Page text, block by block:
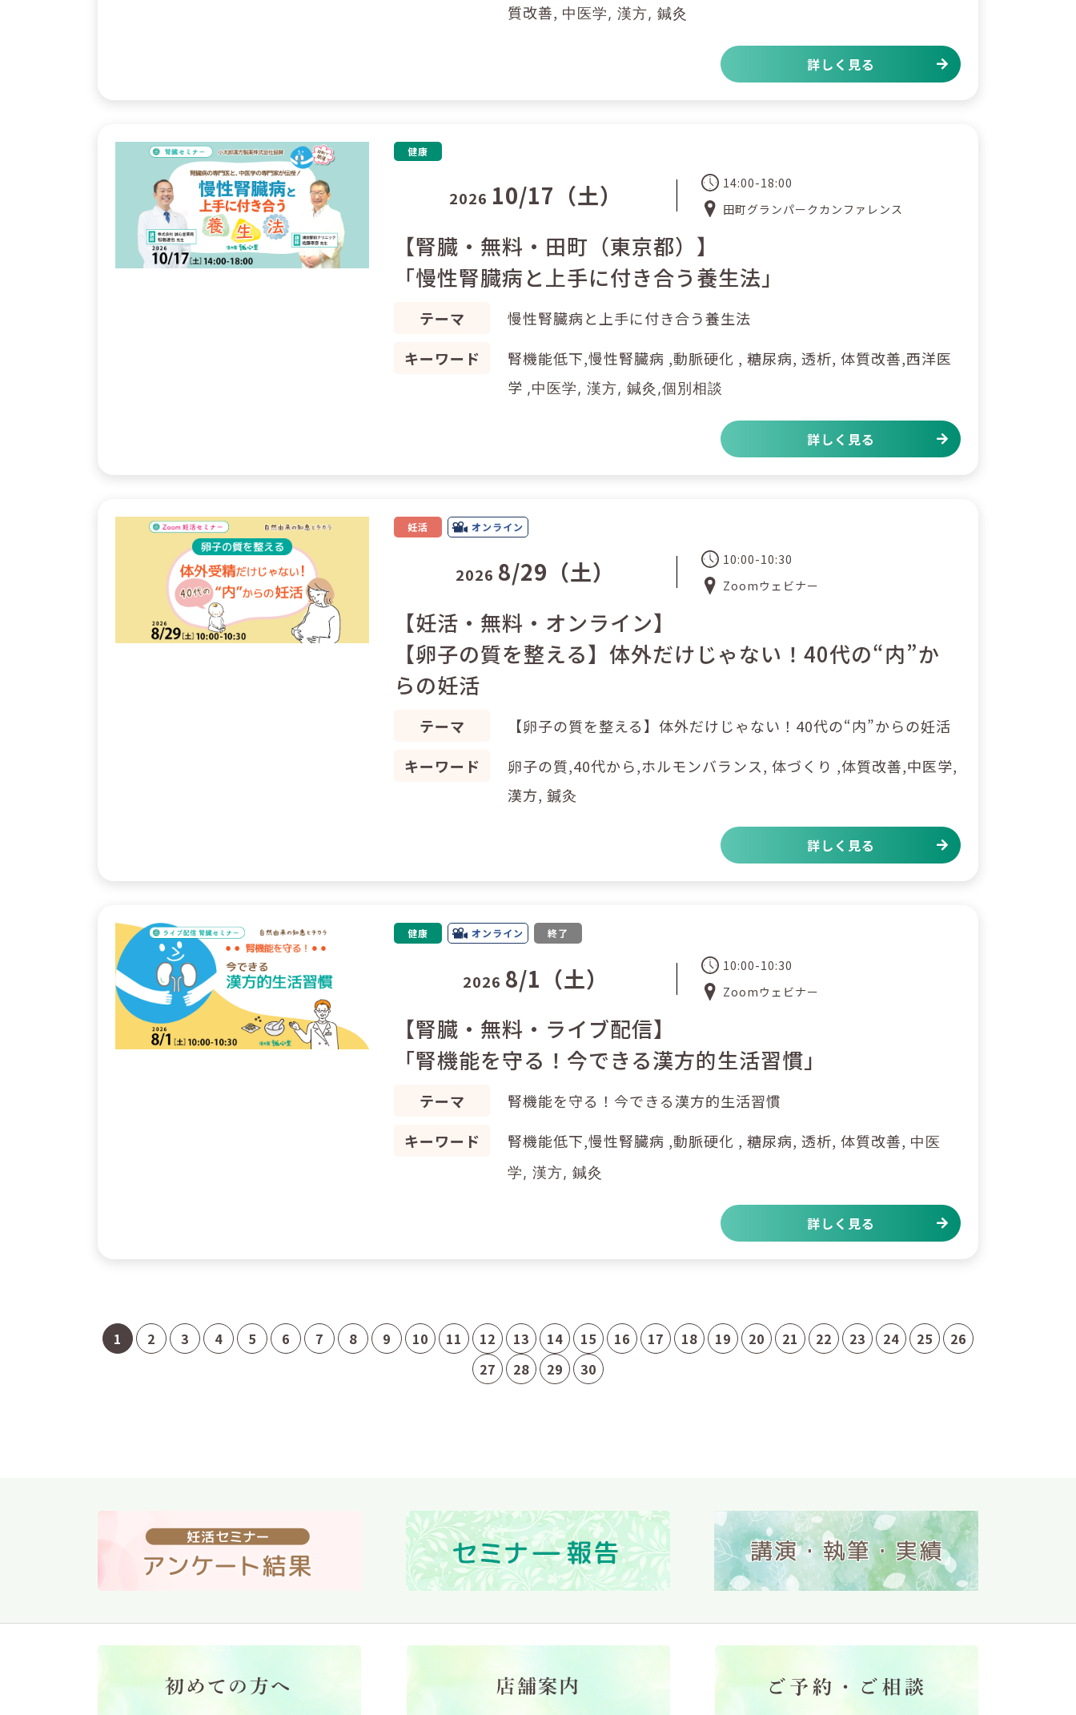
質改善, 中医学, 漢方, 鍼灸
詳しく見る
健康
2026 10/17（土）
14:00-18:00
田町グランパークカンファレンス
【腎臓・無料・田町（東京都）】
「慢性腎臓病と上手に付き合う養生法」
テーマ
慢性腎臓病と上手に付き合う養生法
キーワード
腎機能低下,慢性腎臓病 ,動脈硬化 , 糖尿病, 透析, 体質改善,西洋医
学 ,中医学, 漢方, 鍼灸,個別相談
詳しく見る
妊活 オンライン
2026 8/29（土）
10:00-10:30
Zoomウェビナー
【妊活・無料・オンライン】
【卵子の質を整える】体外だけじゃない！40代の“内”か
らの妊活
テーマ
【卵子の質を整える】体外だけじゃない！40代の“内”からの妊活
キーワード
卵子の質,40代から,ホルモンバランス, 体づくり ,体質改善,中医学,
漢方, 鍼灸
詳しく見る
健康 オンライン 終了
2026 8/1（土）
10:00-10:30
Zoomウェビナー
【腎臓・無料・ライブ配信】
「腎機能を守る！今できる漢方的生活習慣」
テーマ
腎機能を守る！今できる漢方的生活習慣
キーワード
腎機能低下,慢性腎臓病 ,動脈硬化 , 糖尿病, 透析, 体質改善, 中医
学, 漢方, 鍼灸
詳しく見る
1 2 3 4 5 6 7 8 9 10 11 12 13 14 15 16 17 18 19 20 21 22 23 24 25
26
27
28 29 30